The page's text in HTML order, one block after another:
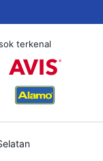
terkenal